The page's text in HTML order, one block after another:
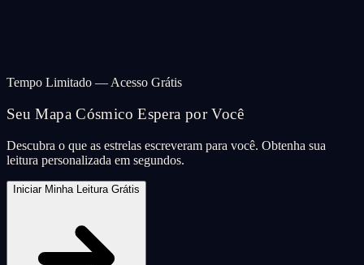
Tempo Limitado — Acesso Grátis
Seu Mapa Cósmico Espera por Você
Descubra o que as estrelas escreveram para você. Obtenha sua
leitura personalizada em segundos.
Iniciar Minha Leitura Grátis